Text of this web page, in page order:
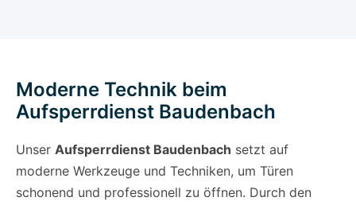
Moderne Technik beim
Aufsperrdienst Baudenbach
Unser Aufsperrdienst Baudenbach setzt auf
moderne Werkzeuge und Techniken, um Türen
schonend und professionell zu öffnen. Durch den